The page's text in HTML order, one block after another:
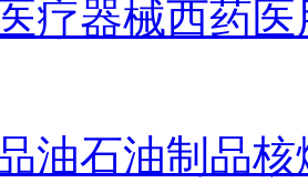
医疗器械西药
油石油制品核